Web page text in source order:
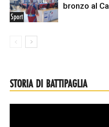
Sport
bronzo al
STORIA DI BATTIPAGLIA